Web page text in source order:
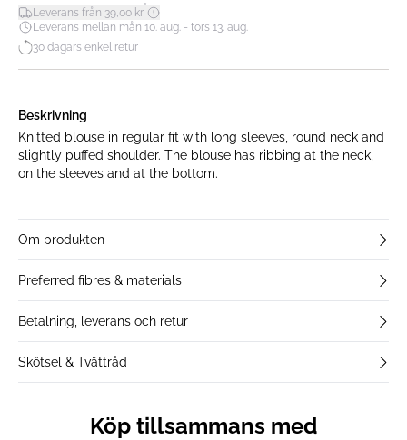
Leverans från 39,00 kr*
Leverans mellan mån 10. aug. - tors 13. aug.
30 dagars enkel retur
Beskrivning
Knitted blouse in regular fit with long sleeves, round neck and
slightly puffed shoulder. The blouse has ribbing at the neck,
on the sleeves and at the bottom.
Om produkten
Preferred fibres & materials
Betalning, leverans och retur
Skötsel & Tvättråd
Köp tillsammans med